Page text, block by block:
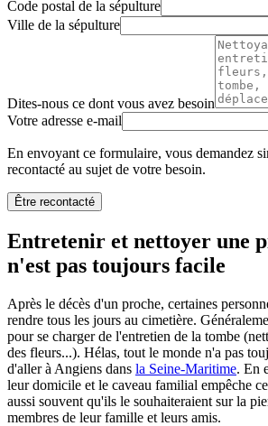
Code postal de la sépulture
Ville de la sépulture
Dites-nous ce dont vous avez besoin
Votre adresse e-mail
En envoyant ce formulaire, vous demandez
recontacté au sujet de votre besoin.
Être recontacté
Entretenir et nettoyer une
n'est pas toujours facile
Après le décès d'un proche, certaines
rendre tous les jours au cimetière.
pour se charger de l'entretien de la tombe
des fleurs...). Hélas, tout le monde n'a pas
d'aller à Angiens dans la Seine-Maritime. En
leur domicile et le caveau familial empêche
aussi souvent qu'ils le souhaiteraient sur la
membres de leur famille et leurs amis.